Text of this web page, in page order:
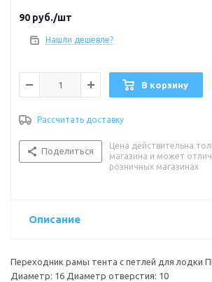
90 руб./шт
Нашли дешевле?
В корзину
Рассчитать доставку
Поделиться
Цена действительна
магазина и может
розничных магазинах
Описание
Переходник рамы тента с петлей для лодки
Диаметр: 16 Диаметр отверстия: 10